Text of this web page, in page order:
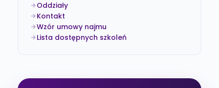
Oddziały
Kontakt
Wzór umowy najmu
Lista dostępnych szkoleń